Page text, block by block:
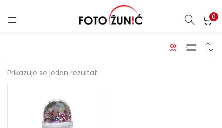
0
Prikazuje se jedan rezultat